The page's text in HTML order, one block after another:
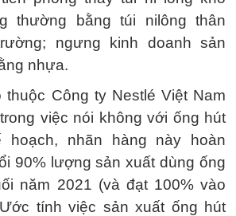
thường bằng túi nilông thân
ngưng kinh doanh sản
nhựa.
thuộc Công ty Nestlé Việt Nam
việc nói không với ống hút
hoạch, nhãn hàng này hoàn
90% lượng sản xuất dùng ống
năm 2021 (và đạt 100% vào
tính việc sản xuất ống hút